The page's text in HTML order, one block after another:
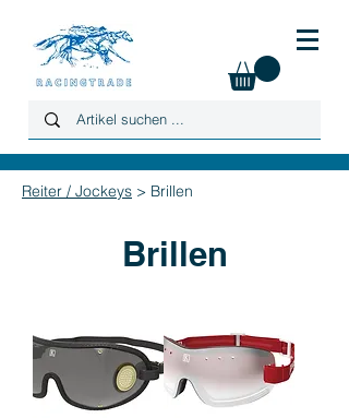
Reiter / Jockeys > Brillen
Brillen